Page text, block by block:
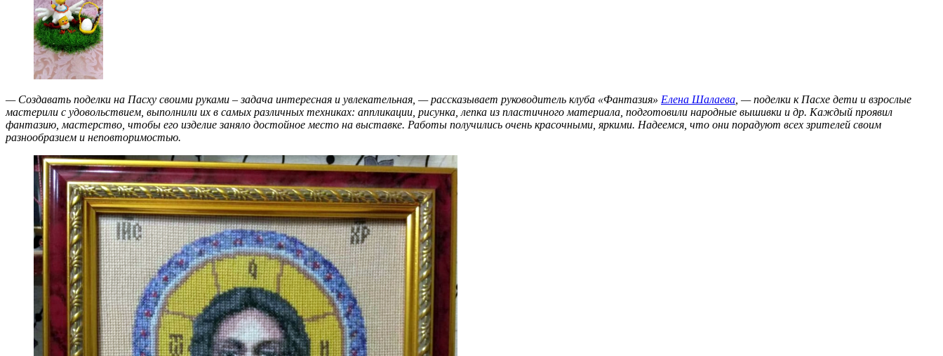
— Создавать поделки на Пасху своими руками – задача интересная и увлекательная, — рассказывает руководитель клуба «Фантазия» Елена Шалаева , — поделки к Пасхе дети и взрослые
мастерили с удовольствием, выполнили их в самых различных техниках: аппликации, рисунка, лепка из пластичного материала, подготовили народные вышивки и др. Каждый проявил
фантазию, мастерство, чтобы его изделие заняло достойное место на выставке. Работы получились очень красочными, яркими. Надеемся, что они порадуют всех зрителей своим
разнообразием и неповторимостью.